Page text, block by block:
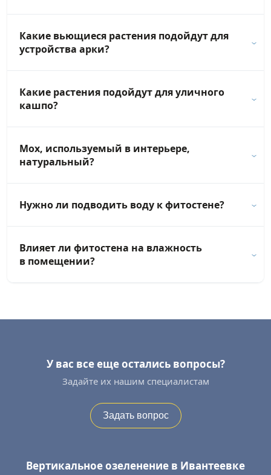
Какие вьющиеся растения подойдут для
устройства арки?
Какие растения подойдут для уличного
кашпо?
Мох, используемый в интерьере,
натуральный?
Нужно ли подводить воду к фитостене?
Влияет ли фитостена на влажность
в помещении?
У вас все еще остались вопросы?
Задайте их нашим специалистам
Задать вопрос
Вертикальное озеленение в Ивантеевке